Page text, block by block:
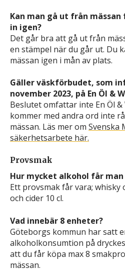
Kan man gå ut från
in igen?
Det går bra att gå ut från
en stämpel när du går ut. Du
mässan igen i mån av plats.
Gäller väskförbudet, som
november 2023, på En Öl &
Beslutet omfattar inte En Öl &
kommer med andra ord inte
mässan. Läs mer om Svenska
säkerhetsarbete här.
Provsmak
Hur mycket alkohol får man
Ett provsmak får vara; whisky
och cider 10 cl.
Vad innebär 8 enheter?
Göteborgs kommun har satt
alkoholkonsumtion på
att du får köpa max 8
mässan.